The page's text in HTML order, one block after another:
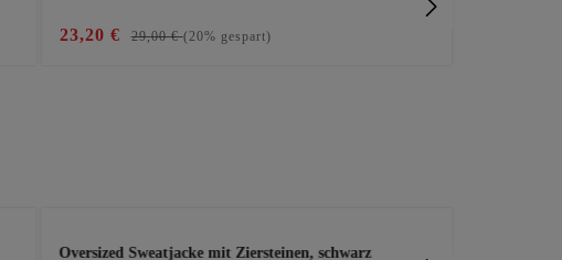
23,20 € 29,00 €(20% gespart)
Oversized Sweatjacke mit Ziersteinen, schwarz